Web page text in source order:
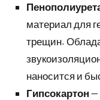
материал для
трещин.
наносится и
Гипсокартон —